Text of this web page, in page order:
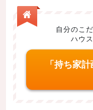
1-3.キッチンの間
1-4.トイレの間
1－5.寝室の間取
1－6.子供部屋の
1－7.玄関の間取
1－8.階段の間取
自分のこ
ハウ
「持ち家